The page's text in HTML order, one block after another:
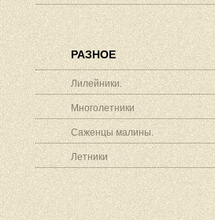
РАЗНОЕ
Лилейники.
Многолетники
Саженцы малины.
Летники